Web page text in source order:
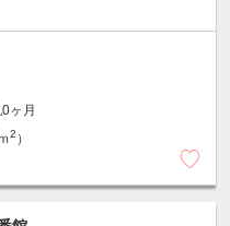
0ヶ月
2 ）